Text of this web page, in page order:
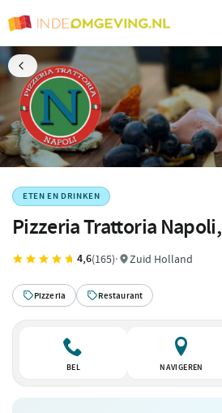
ETEN EN DRINKEN
Pizzeria Trattoria Napoli,
4,6(165)· Zuid Holland
Pizzeria Restaurant
BEL NAVIGEREN